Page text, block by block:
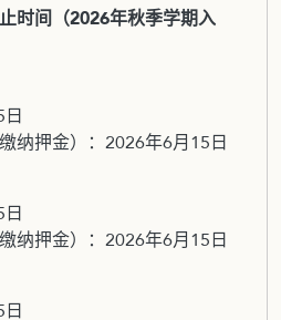
时间（2026年秋季学期入
纳押金）：2026年6月15日
纳押金）：2026年6月15日